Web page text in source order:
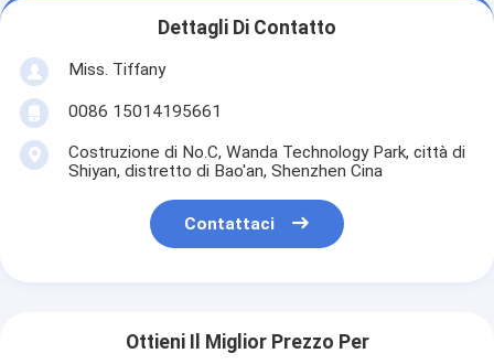
Dettagli Di Contatto
Miss. Tiffany
0086 15014195661
Costruzione di No.C, Wanda Technology Park, città di
Shiyan, distretto di Bao'an, Shenzhen Cina
Contattaci
Ottieni Il Miglior Prezzo Per